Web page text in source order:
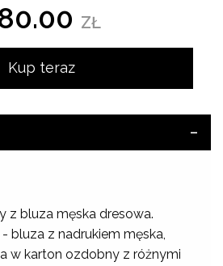
ZŁ
Kup teraz
z bluza męska dresowa.
bluza z nadrukiem męska,
w karton ozdobny z różnymi